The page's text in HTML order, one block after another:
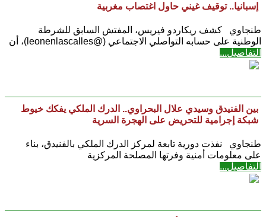
إسبانيا.. توقيف غيني حاول اغتصاب مغربية
طنجاوي كشف ريكاردو فيريس، المفتش السابق للشرطة
الوطنية على حسابه التواصلي الاجتماعي (@leonenlascalles)، أن
التفاصيل...
بين الفنيدق وسيدي علال البحراوي.. الدرك الملكي يفكك خيوط
شبكة إجرامية للتحريض على الهجرة السرية
طنجاوي نفذت دورية تابعة لمركز الدرك الملكي بالفنيدق، بناء
على معلومات أمنية وفرتها المصلحة المركزية
التفاصيل...